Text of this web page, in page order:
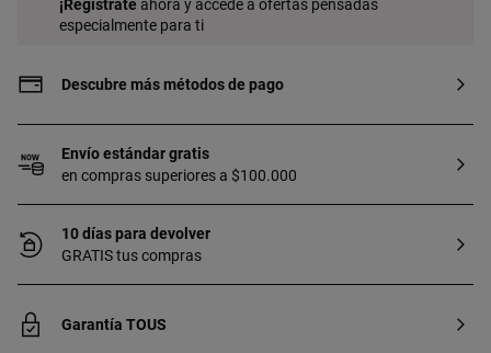
laboratorio.
¡Regístrate ahora y accede a ofertas pensadas
especialmente para ti
Descubre más métodos de pago
Envío estándar gratis
en compras superiores a $100.000
10 días para devolver
GRATIS tus compras
Garantía TOUS